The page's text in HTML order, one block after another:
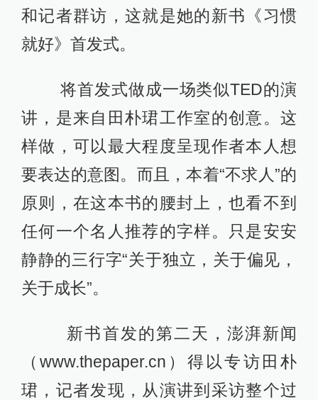
和记者群访，这就是她的新书《习惯
就好》首发式。
将首发式做成一场类似TED的演
讲，是来自田朴珺工作室的创意。这
样做，可以最大程度呈现作者本人想
要表达的意图。而且，本着“不求人”的
原则，在这本书的腰封上，也看不到
任何一个名人推荐的字样。只是安安
静静的三行字“关于独立，关于偏见，
关于成长”。
新书首发的第二天，澎湃新闻
（www.thepaper.cn）得以专访田朴
珺，记者发现，从演讲到采访整个过